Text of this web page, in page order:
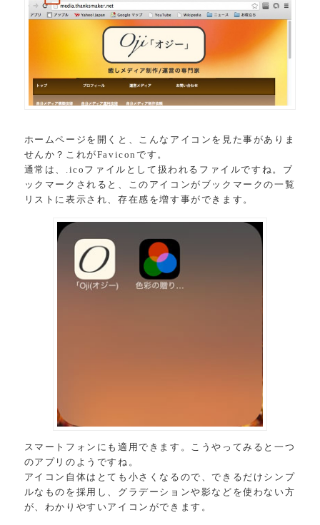
ホームページを開くと、こんなアイコンを見た事がありま
せんか？これがFaviconです。
通常は、.icoファイルとして扱われるファイルですね。ブ
ックマークされると、このアイコンがブックマークの一覧
リストに表示され、存在感を増す事ができます。
スマートフォンにも適用できます。こうやってみると一つ
のアプリのようですね。
アイコン自体はとても小さくなるので、できるだけシンプ
ルなものを採用し、グラデーションや影などを使わない方
が、わかりやすいアイコンができます。